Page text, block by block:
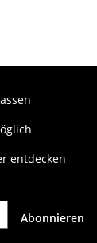
entdecken
Abonnieren